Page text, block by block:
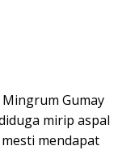
Mingrum Gumay
mirip aspal
mendapat